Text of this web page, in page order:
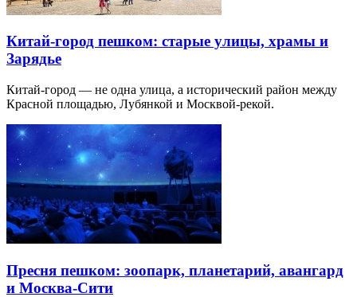
Китай-город пешком: старые улицы, храмы и
Зарядье
Китай-город — не одна улица, а исторический район между
Красной площадью, Лубянкой и Москвой-рекой.
Пресня пешком: зоопарк, планетарий, авангард
и Москва-Сити